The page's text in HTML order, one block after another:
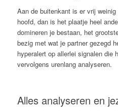
Aan de buitenkant is er vrij
hoofd, dan is het plaatje heel
domineren je bestaan, het
bezig met wat je partner gezegd
hyperalert op allerlei signalen die
vervolgens urenlang analyseren.
Alles analyseren en